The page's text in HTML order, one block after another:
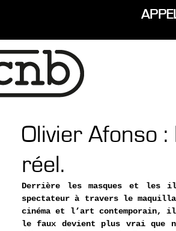
Olivier Afonso
réel.
Derrière les masques et les
spectateur à travers le
cinéma et l’art contemporain,
le faux devient plus vrai que